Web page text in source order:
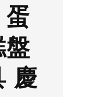
蛋
盤
慶